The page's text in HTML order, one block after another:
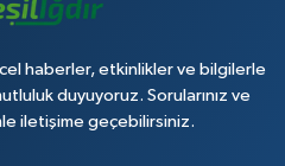
haberler, etkinlikler ve bilgilerle
duyuyoruz. Sorularınız ve
iletişime geçebilirsiniz.